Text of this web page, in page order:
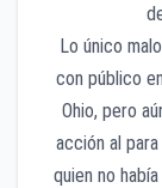
Lo único
con público
Ohio, pero
acción al
quien no